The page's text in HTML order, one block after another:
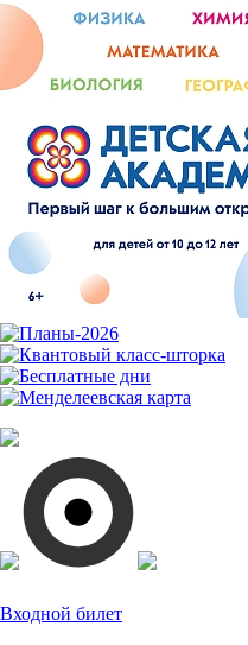
Входной билет